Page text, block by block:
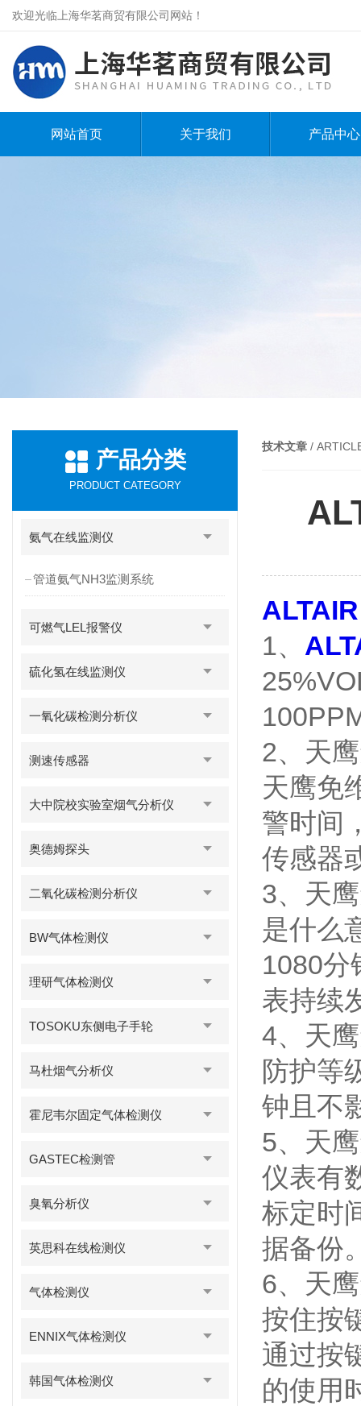
欢迎光临上海华茗商贸有限公司网站！
网站首页 关于我们 产品中心
产品分类
PRODUCT CATEGORY
氨气在线监测仪
管道氨气NH3监测系统
可燃气LEL报警仪
硫化氢在线监测仪
一氧化碳检测分析仪
测速传感器
大中院校实验室烟气分析仪
奥德姆探头
二氧化碳检测分析仪
BW气体检测仪
理研气体检测仪
TOSOKU东侧电子手轮
马杜烟气分析仪
霍尼韦尔固定气体检测仪
GASTEC检测管
臭氧分析仪
英思科在线检测仪
气体检测仪
ENNIX气体检测仪
韩国气体检测仪
技术文章 /
1、
2、天
天鹰免
警时间
传感器
3、天
是什么
1080分
表持续
4、天
防护等
钟且不
5、天
仪表有
标定时
据备份
6、天
按住按
通过按
的使用